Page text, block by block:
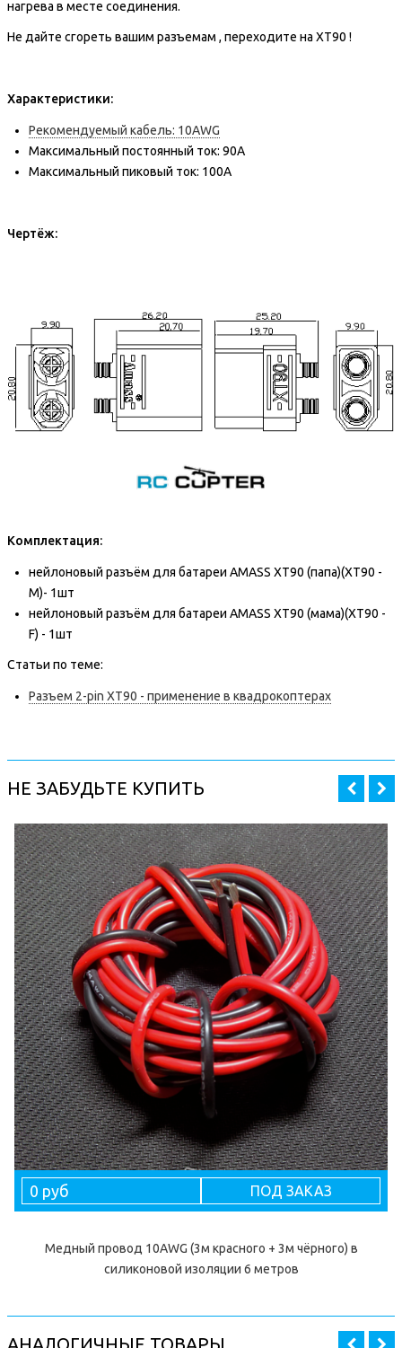
нагрева в месте соединения.
Не дайте сгореть вашим разъемам , переходите на ХT90 !
Характеристики:
Рекомендуемый кабель: 10AWG
Максимальный постоянный ток: 90А
Максимальный пиковый ток: 100А
Чертёж:
Комплектация:
нейлоновый разъём для батареи AMASS XT90 (папа)(XT90 -
M)- 1шт
нейлоновый разъём для батареи AMASS XT90 (мама)(XT90 -
F) - 1шт
Статьи по теме:
Разъем 2-pin XT90 - применение в квадрокоптерах
НЕ ЗАБУДЬТЕ КУПИТЬ
0 руб ПОД ЗАКАЗ
Медный провод 10AWG (3м красного + 3м чёрного) в
силиконовой изоляции 6 метров